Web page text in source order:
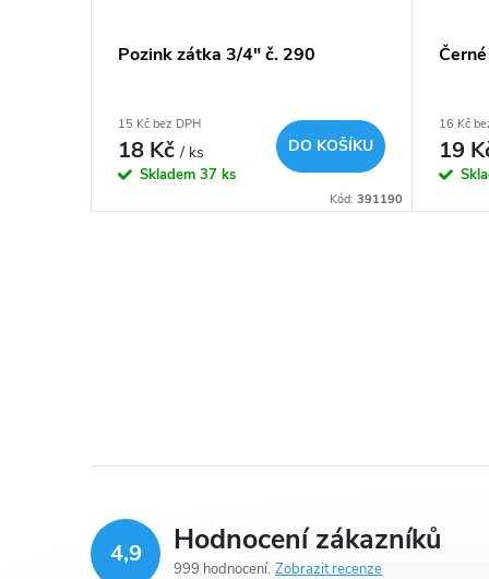
Pozink zátka 3/4" č. 290
15 Kč bez DPH
18 Kč/ ks
Skladem 37 ks
DO KOŠÍKU
Kód:391190
16 Kč
19
d
a
c 4,9 Hodnocení zákazníků
999 hodnocení Zobrazit recenze